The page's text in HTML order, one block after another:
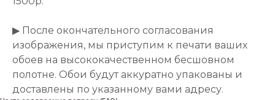
▶ После окончательного согласования
изображения, мы приступим к печати ваших
обоев на высококачественном бесшовном
полотне. Обои будут аккуратно упакованы и
доставлены по указанному вами адресу.